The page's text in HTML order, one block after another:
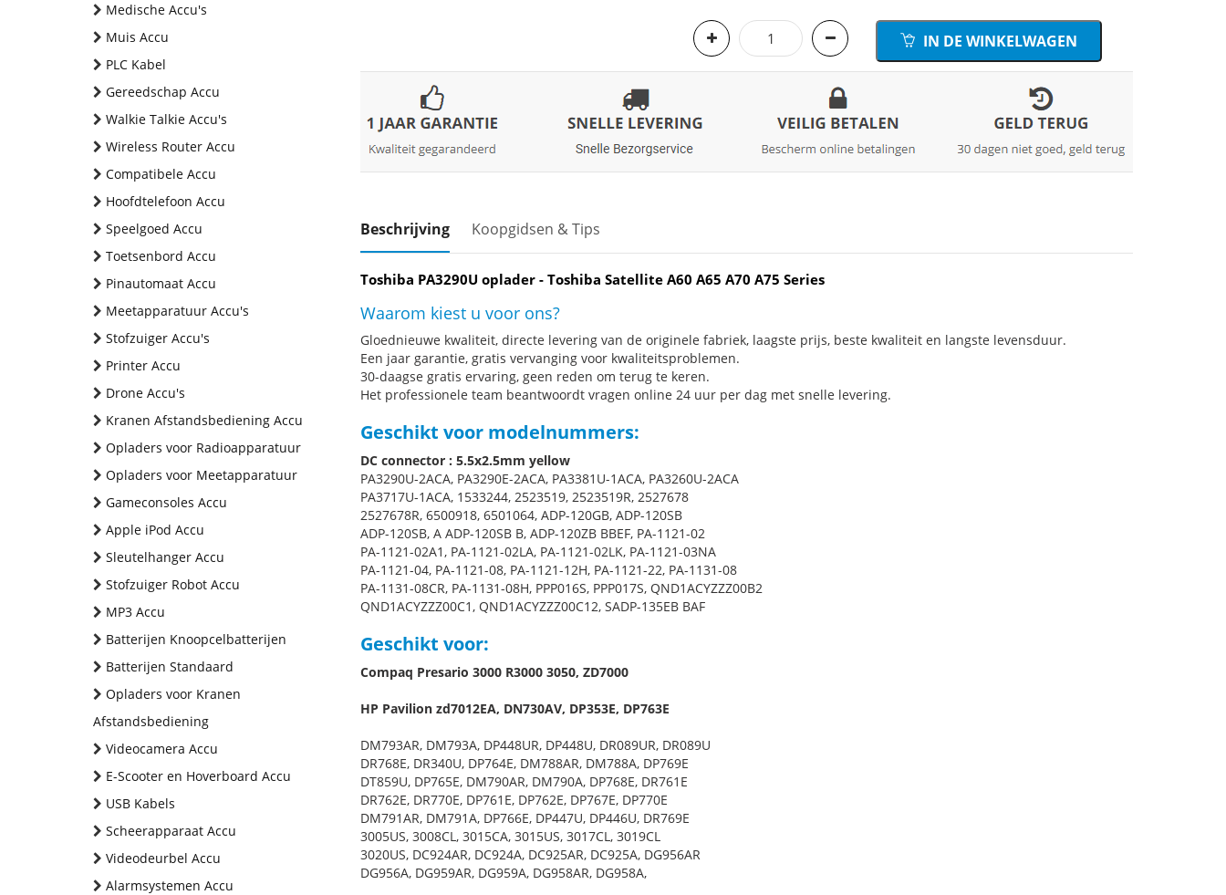
Medische Accu's
Muis Accu
PLC Kabel
Gereedschap Accu
Walkie Talkie Accu's
Wireless Router Accu
Compatibele Accu
Hoofdtelefoon Accu
Speelgoed Accu
Toetsenbord Accu
Pinautomaat Accu
Meetapparatuur Accu's
Stofzuiger Accu's
Printer Accu
Drone Accu's
Kranen Afstandsbediening Accu
Opladers voor Radioapparatuur
Opladers voor Meetapparatuur
Gameconsoles Accu
Apple iPod Accu
Sleutelhanger Accu
Stofzuiger Robot Accu
MP3 Accu
Batterijen Knoopcelbatterijen
Batterijen Standaard
Opladers voor Kranen
Afstandsbediening
Videocamera Accu
E-Scooter en Hoverboard Accu
USB Kabels
Scheerapparaat Accu
Videodeurbel Accu
Alarmsystemen Accu
IN DE WINKELWAGEN
Beschrijving Koopgidsen & Tips
Toshiba PA3290U oplader - Toshiba Satellite A60 A65 A70 A75 Series
Waarom kiest u voor ons?
Gloednieuwe kwaliteit, directe levering van de originele fabriek, laagste prijs, beste kwaliteit en langste levensduur.
Een jaar garantie, gratis vervanging voor kwaliteitsproblemen.
30-daagse gratis ervaring, geen reden om terug te keren.
Het professionele team beantwoordt vragen online 24 uur per dag met snelle levering.
Geschikt voor modelnummers:
DC connector : 5.5x2.5mm yellow
PA3290U-2ACA, PA3290E-2ACA, PA3381U-1ACA, PA3260U-2ACA
PA3717U-1ACA, 1533244, 2523519, 2523519R, 2527678
2527678R, 6500918, 6501064, ADP-120GB, ADP-120SB
ADP-120SB, A ADP-120SB B, ADP-120ZB BBEF, PA-1121-02
PA-1121-02A1, PA-1121-02LA, PA-1121-02LK, PA-1121-03NA
PA-1121-04, PA-1121-08, PA-1121-12H, PA-1121-22, PA-1131-08
PA-1131-08CR, PA-1131-08H, PPP016S, PPP017S, QND1ACYZZZ00B2
QND1ACYZZZ00C1, QND1ACYZZZ00C12, SADP-135EB BAF
Geschikt voor:
Compaq Presario 3000 R3000 3050, ZD7000
HP Pavilion zd7012EA, DN730AV, DP353E, DP763E
DM793AR, DM793A, DP448UR, DP448U, DR089UR, DR089U
DR768E, DR340U, DP764E, DM788AR, DM788A, DP769E
DT859U, DP765E, DM790AR, DM790A, DP768E, DR761E
DR762E, DR770E, DP761E, DP762E, DP767E, DP770E
DM791AR, DM791A, DP766E, DP447U, DP446U, DR769E
3005US, 3008CL, 3015CA, 3015US, 3017CL, 3019CL
3020US, DC924AR, DC924A, DC925AR, DC925A, DG956AR
DG956A, DG959AR, DG959A, DG958AR, DG958A,